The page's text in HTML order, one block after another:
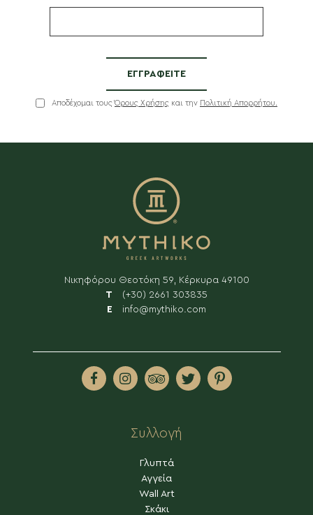
Αποδέχομαι τουςΌρους Χρήσης και την Πολιτική Απορρήτου.
Νικηφόρου Θεοτόκη 59, Κέρκυρα 49100
Τ
(+30) 2661 303835
Ε
info@mythiko.com
Συλλογή
Γλυπτά
Αγγεία
Wall Art
Σκάκι